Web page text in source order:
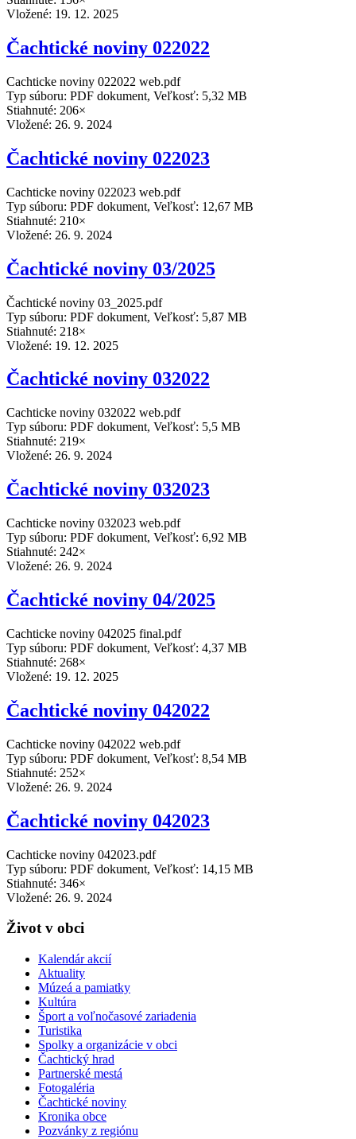
Vložené: 19. 12. 2025
Čachtické noviny 022022
Cachticke noviny 022022 web.pdf
Typ súboru: PDF dokument, Veľkosť: 5,32 MB
Stiahnuté: 206×
Vložené: 26. 9. 2024
Čachtické noviny 022023
Cachticke noviny 022023 web.pdf
Typ súboru: PDF dokument, Veľkosť: 12,67 MB
Stiahnuté: 210×
Vložené: 26. 9. 2024
Čachtické noviny 03/2025
Čachtické noviny 03_2025.pdf
Typ súboru: PDF dokument, Veľkosť: 5,87 MB
Stiahnuté: 218×
Vložené: 19. 12. 2025
Čachtické noviny 032022
Cachticke noviny 032022 web.pdf
Typ súboru: PDF dokument, Veľkosť: 5,5 MB
Stiahnuté: 219×
Vložené: 26. 9. 2024
Čachtické noviny 032023
Cachticke noviny 032023 web.pdf
Typ súboru: PDF dokument, Veľkosť: 6,92 MB
Stiahnuté: 242×
Vložené: 26. 9. 2024
Čachtické noviny 04/2025
Cachticke noviny 042025 final.pdf
Typ súboru: PDF dokument, Veľkosť: 4,37 MB
Stiahnuté: 268×
Vložené: 19. 12. 2025
Čachtické noviny 042022
Cachticke noviny 042022 web.pdf
Typ súboru: PDF dokument, Veľkosť: 8,54 MB
Stiahnuté: 252×
Vložené: 26. 9. 2024
Čachtické noviny 042023
Cachticke noviny 042023.pdf
Typ súboru: PDF dokument, Veľkosť: 14,15 MB
Stiahnuté: 346×
Vložené: 26. 9. 2024
Život v obci
Kalendár akcií
Aktuality
Múzeá a pamiatky
Kultúra
Šport a voľnočasové zariadenia
Turistika
Spolky a organizácie v obci
Čachtický hrad
Partnerské mestá
Fotogaléria
Čachtické noviny
Kronika obce
Pozvánky z regiónu